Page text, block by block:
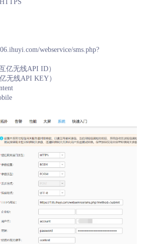
webservice/sms.php?
亿无线API ID）
无线API KEY）